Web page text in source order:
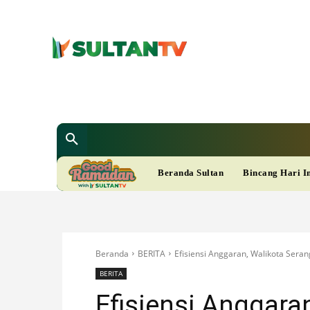
Beranda Sultan Bincang Hari
Beranda BERITA Efisiensi Anggaran, Walikota
BERITA